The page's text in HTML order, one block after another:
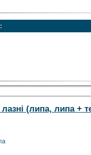
(липа, липа +